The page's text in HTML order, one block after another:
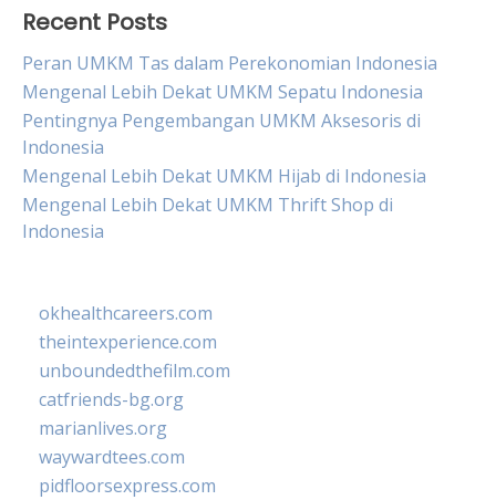
Recent Posts
Peran UMKM Tas dalam Perekonomian Indonesia
Mengenal Lebih Dekat UMKM Sepatu Indonesia
Pentingnya Pengembangan UMKM Aksesoris di
Indonesia
Mengenal Lebih Dekat UMKM Hijab di Indonesia
Mengenal Lebih Dekat UMKM Thrift Shop di
Indonesia
okhealthcareers.com
theintexperience.com
unboundedthefilm.com
catfriends-bg.org
marianlives.org
waywardtees.com
pidfloorsexpress.com